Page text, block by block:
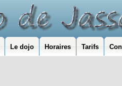
Le dojo Horaires Tarifs